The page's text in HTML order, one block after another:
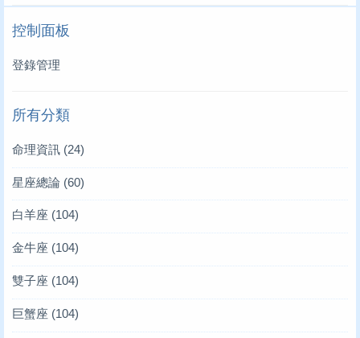
控制面板
登錄管理
所有分類
命理資訊 (24)
星座總論 (60)
白羊座 (104)
金牛座 (104)
雙子座 (104)
巨蟹座 (104)